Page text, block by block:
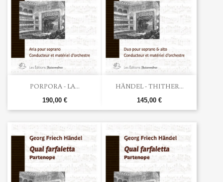
PORPORA - LA...
190,00 €
HÄNDEL - THITHER...
145,00 €